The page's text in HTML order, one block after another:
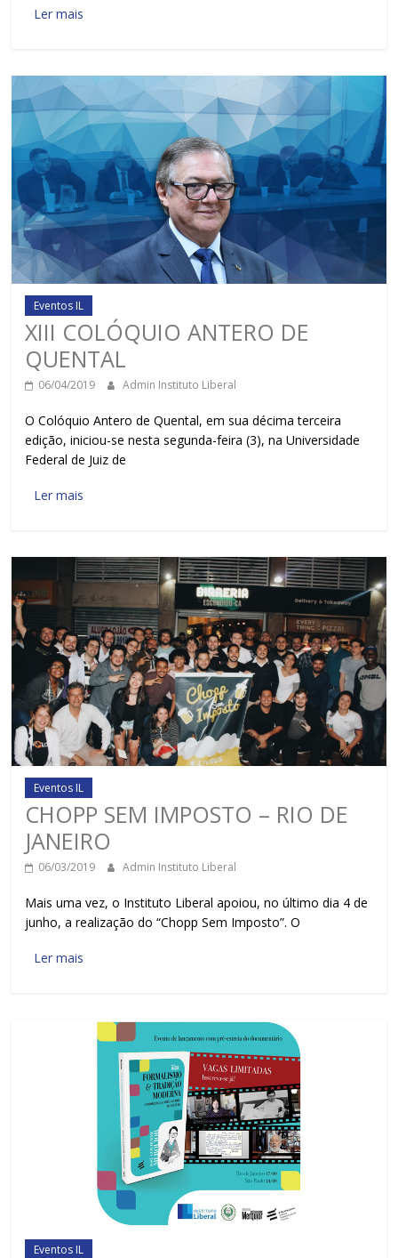
Ler mais
Eventos IL
XIII COLÓQUIO ANTERO DE
QUENTAL
06/04/2019 Admin Instituto Liberal
O Colóquio Antero de Quental, em sua décima terceira
edição, iniciou-se nesta segunda-feira (3), na Universidade
Federal de Juiz de
Ler mais
Eventos IL
CHOPP SEM IMPOSTO – RIO DE
JANEIRO
06/03/2019 Admin Instituto Liberal
Mais uma vez, o Instituto Liberal apoiou, no último dia 4 de
junho, a realização do “Chopp Sem Imposto”. O
Ler mais
Eventos IL